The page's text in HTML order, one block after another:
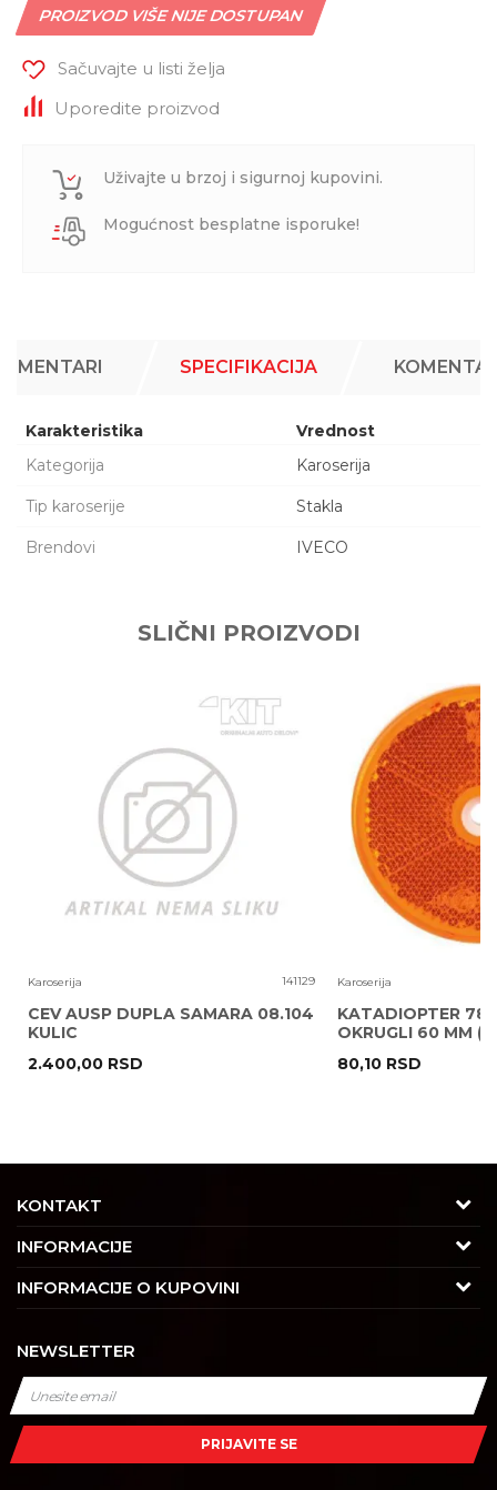
PROIZVOD VIŠE NIJE DOSTUPAN
Sačuvajte u listi želja
Uporedite proizvod
Uživajte u brzoj i sigurnoj kupovini.
Mogućnost besplatne isporuke!
SPECIFIKACIJA
Karakteristika
Vrednost
Kategorija
Karoserija
Tip karoserije Stakla
Brendovi IVECO
POŠALJI
SLIČNI PROIZVODI
Karoserija 141129
CEV AUSP DUPLA SAMARA 08.104
KULIC
2.400,00 RSD
Karoserija
KATADIOPTER
OKRUGLI 60 MM ( )
80,10 RSD
KONTAKT
Adresa
Trgovačka 7/2, Čukarica
11030 Beograd, Srbija
Radno vreme
Radnim danom: 08-16h
Subotom: 08-14h
INFORMACIJE
O nama
Saradnja
Kontakt
Najčešća pitanja
Dobavljači
INFORMACIJE O KUPOVINI
Izjava o privatnosti i sigurnosti podataka
Kako kupiti
Isporuka
Načini plaćanja
NEWSLETTER
PRIJAVITE SE